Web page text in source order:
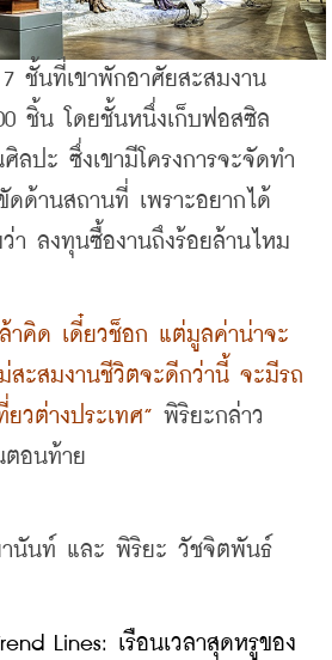
นที่เขาพักอาศัยสะสมงาน
ชิ้น โดยชั้นหนึ่งเก็บฟอสซิล
ลปะ ซึ่งเขามีโครงการจะจัดทำ
ด้านสถานที่ เพราะอยากได้
า ลงทุนซื้องานถึงร้อยล้านไหม
คิด เดี๋ยวช็อก แต่มูลค่าน่าจะ
ม่สะสมงานชีวิตจะดีกว่านี้ จะมีรถ
วต่างประเทศ” พิริยะกล่าว
ตอนท้าย
นันท์ และ พิริยะ วัชจิตพันธ์
Lines: เรือนเวลาสุดหรูของ